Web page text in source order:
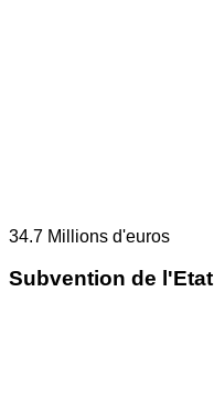
34.7 Millions d'euros
Subvention de l'Etat